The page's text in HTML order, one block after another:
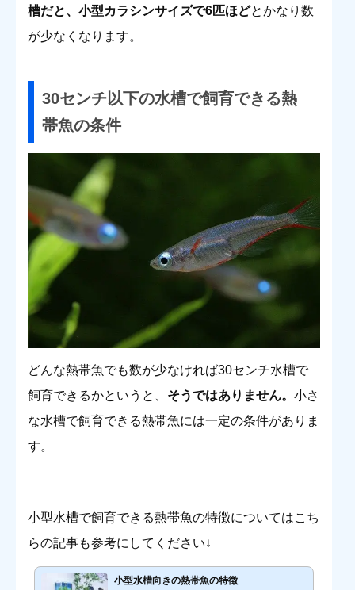
槽だと、小型カラシンサイズで6匹ほどとかなり数
が少なくなります。
30センチ以下の水槽で飼育できる熱
帯魚の条件
どんな熱帯魚でも数が少なければ30センチ水槽で
飼育できるかというと、 そうではありません。 小さ
な水槽で飼育できる熱帯魚には一定の条件がありま
す。
小型水槽で飼育できる熱帯魚の特徴についてはこち
らの記事も参考にしてください↓
小型水槽向きの熱帯魚の特徴